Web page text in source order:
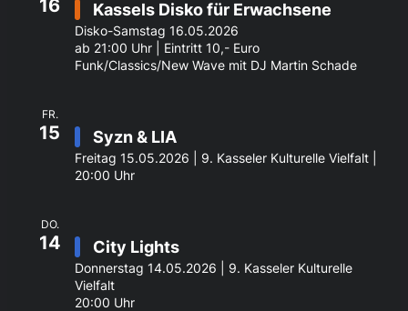
16 Kassels Disko für Erwachsene
Disko-Samstag 16.05.2026
ab 21:00 Uhr | Eintritt 10,- Euro
Funk/Classics/New Wave mit DJ Martin Schade
FR.
15 Syzn & LIA
Freitag 15.05.2026 | 9. Kasseler Kulturelle Vielfalt |
20:00 Uhr
DO.
14 City Lights
Donnerstag 14.05.2026 | 9. Kasseler Kulturelle
Vielfalt
20:00 Uhr